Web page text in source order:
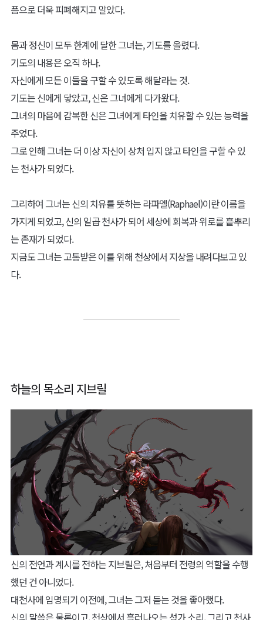
픔으로 더욱 피폐해지고 말았다.
몸과 정신이 모두 한계에 달한 그녀는, 기도를 올렸다.
기도의 내용은 오직 하나.
자신에게 모든 이들을 구할 수 있도록 해달라는 것.
기도는 신에게 닿았고, 신은 그녀에게 다가왔다.
그녀의 마음에 감복한 신은 그녀에게 타인을 치유할 수 있는 능력을
주었다.
그로 인해 그녀는 더 이상 자신이 상처 입지 않고 타인을 구할 수 있
는 천사가 되었다.
그리하여 그녀는 신의 치유를 뜻하는 라파엘(Raphael)이란 이름을
가지게 되었고, 신의 일곱 천사가 되어 세상에 회복과 위로를 흩뿌리
는 존재가 되었다.
지금도 그녀는 고통받은 이를 위해 천상에서 지상을 내려다보고 있
다.
하늘의 목소리 지브릴
신의 전언과 계시를 전하는 지브릴은, 처음부터 전령의 역할을 수행
했던 건 아니었다.
대천사에 임명되기 이전에, 그녀는 그저 듣는 것을 좋아했다.